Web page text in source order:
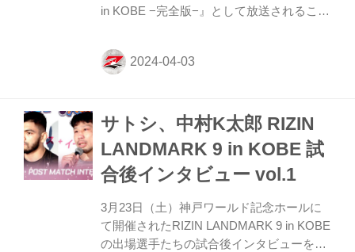
in KOBE −完全版−』として放送されること
見逃してしまった方も、『RIZIN
LANDMARK 9 in KOBE −完全版−』でを振
三重テレビ放送 4/19(金) 20:00~20:55 テレ
ビ和歌山 4/27(土) 19:00~19:55 とちぎテレ
ビ https://www.tochigi-tv.jp/ 4/28(...
サトシ、中村K太郎 RIZIN
LANDMARK 9 in KOBE 試
合後インタビュー vol.1
3月23日（土）神戸ワールド記念ホールに
て開催されたRIZIN LANDMARK 9 in KOBE
の出場選手たちの試合後インタビューを公